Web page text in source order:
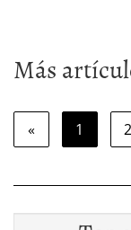
Más
« 1 2